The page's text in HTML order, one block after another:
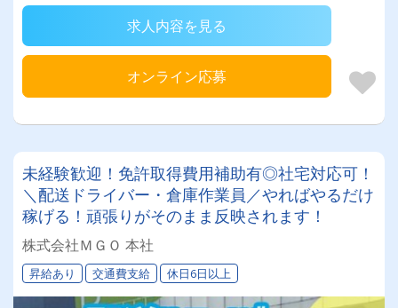
求人内容を見る
オンライン応募
未経験歓迎！免許取得費用補助有◎社宅対応可！
＼配送ドライバー・倉庫作業員／やればやるだけ
稼げる！頑張りがそのまま反映されます！
株式会社ＭＧＯ 本社
昇給あり 交通費支給 休日6日以上